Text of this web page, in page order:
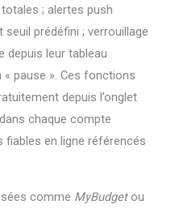
; alertes push
prédéfini ; verrouillage
depuis leur tableau
pause ». Ces fonctions
depuis l’onglet
chaque compte
en ligne référencés
comme MyBudgetou